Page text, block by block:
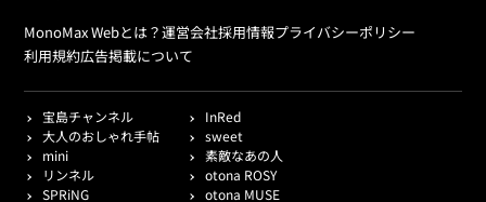
MonoMax Webとは？運営会社採用情報プライバシーポリシー
利用規約広告掲載について
宝島チャンネル
InRed
大人のおしゃれ手帖
sweet
mini
素敵なあの人
リンネル
otona ROSY
SPRiNG
otona MUSE